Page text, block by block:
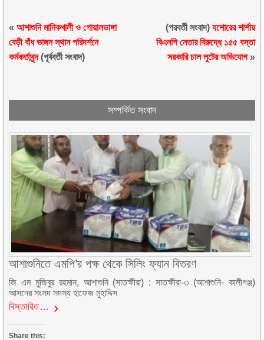
«আশাশুনি মানিকখালী ও গোয়ালডাঙ্গা
বেড়ী বাঁধ ভাঙ্গন স্থান পরিদর্শনে
কর্মকর্তাবৃন্দ(পূর্ববর্তী সংবাদ)
(পরবর্তী সংবাদ) যশোরের শার্শায়
বিএনপি নেতার বিরুদ্ধে ১৫৫ বস্তা
সরকারি চাল লুটের অভিযোগ»
সম্পর্কিত সংবাদ
আশাশুনিতে এমপি’র পক্ষ থেকে সিলিং ফ্যান বিতরণ
জি এম মুজিবুর রহমান, আশাশুনি (সাতক্ষীরা) : সাতক্ষীরা-৩ (আশাশুনি- কালীগঞ্জ)
আসনের সংসদ সদস্য হাফেজ মুহাদ্দিস
বিস্তারিত…
Share this: